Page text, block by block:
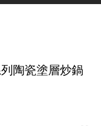
陶瓷塗層炒鍋